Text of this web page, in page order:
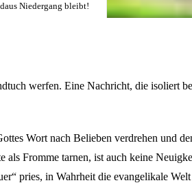
Niedergang bleibt!
werfen. Eine Nachricht, die isoliert
Wort nach Belieben verdrehen und
Fromme tarnen, ist auch keine
pries, in Wahrheit die evangelikale